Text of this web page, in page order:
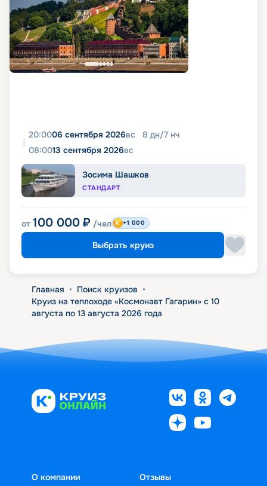
20:0006 сентября 2026вс 8 дн/7 нч
08:0013 сентября 2026вс
Зосима Шашков
СТАНДАРТ
от 100 000 ₽ /чел +1 000
Выбрать круиз
Главная • Поиск круизов •
Круиз на теплоходе «Космонавт Гагарин» с 10
августа по 13 августа 2026 года
О компании
Отзывы